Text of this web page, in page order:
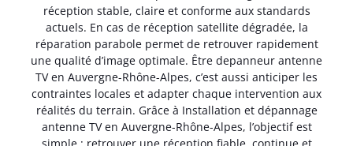
réception stable, claire et conforme aux standards
actuels. En cas de réception satellite dégradée, la
réparation parabole permet de retrouver rapidement
une qualité d’image optimale. Être depanneur antenne
TV en Auvergne-Rhône-Alpes, c’est aussi anticiper les
contraintes locales et adapter chaque intervention aux
réalités du terrain. Grâce à Installation et dépannage
antenne TV en Auvergne-Rhône-Alpes, l’objectif est